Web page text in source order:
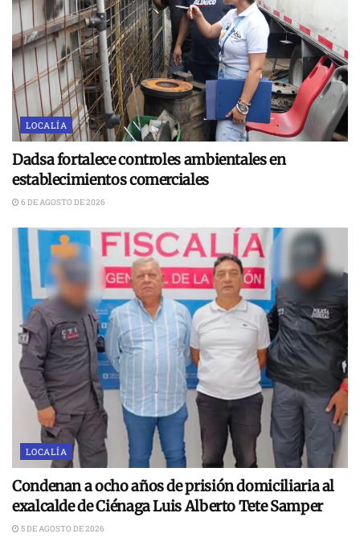
LOCALÍA
Dadsa fortalece controles ambientales en
establecimientos comerciales
6 DE AGOSTO DE 2026
LOCALÍA
Condenan a ocho años de prisión domiciliaria al
exalcalde de Ciénaga Luis Alberto Tete Samper
5 DE AGOSTO DE 2026